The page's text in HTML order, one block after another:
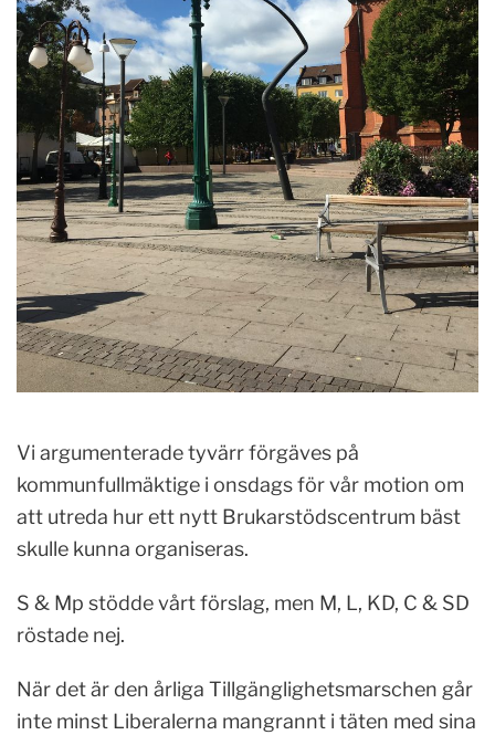
Vi argumenterade tyvärr förgäves på
kommunfullmäktige i onsdags för vår motion om
att utreda hur ett nytt Brukarstödscentrum bäst
skulle kunna organiseras.
S & Mp stödde vårt förslag, men M, L, KD, C & SD
röstade nej.
När det är den årliga Tillgänglighetsmarschen går
inte minst Liberalerna mangrannt i täten med sina